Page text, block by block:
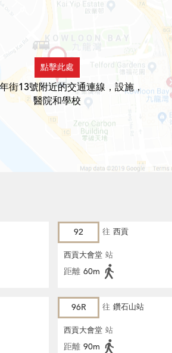
點擊此處
街13號附近的交通連線，設施，
醫院和學校
92 往 西貢
西貢大會堂 站
距離 60m
96R 往 鑽石山站
西貢大會堂 站
距離 90m